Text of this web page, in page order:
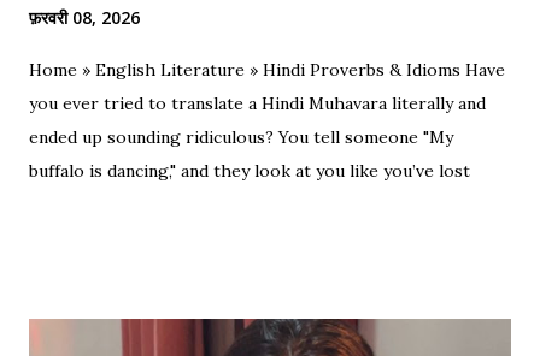
फ़रवरी 08, 2026
Home » English Literature » Hindi Proverbs & Idioms Have
you ever tried to translate a Hindi Muhavara literally and
ended up sounding ridiculous? You tell someone "My
buffalo is dancing," and they look at you like you’ve lost
Stop Saying "My Buffalo is Dancing"! Learn the correct